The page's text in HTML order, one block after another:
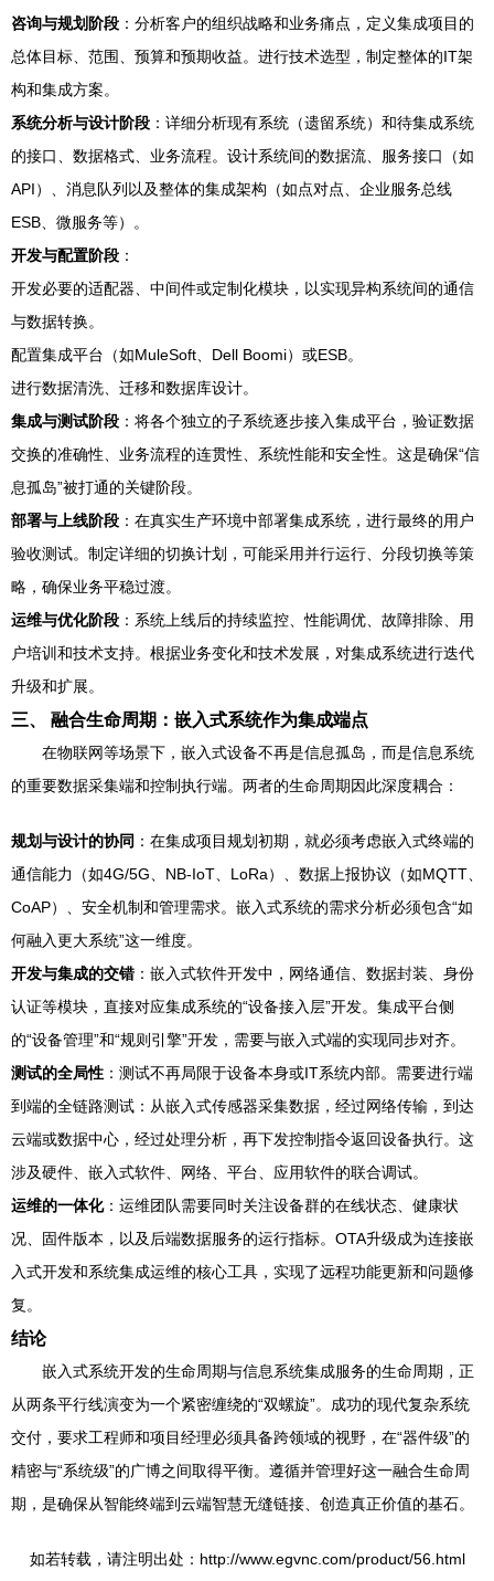
咨询与规划阶段 ：分析客户的组织战略和业务痛点，定义集成项目的
总体目标、范围、预算和预期收益。进行技术选型，制定整体的IT架
构和集成方案。
系统分析与设计阶段 ：详细分析现有系统（遗留系统）和待集成系统
的接口、数据格式、业务流程。设计系统间的数据流、服务接口（如
API）、消息队列以及整体的集成架构（如点对点、企业服务总线
ESB、微服务等）。
开发与配置阶段 ：
开发必要的适配器、中间件或定制化模块，以实现异构系统间的通信
与数据转换。
配置集成平台（如MuleSoft、Dell Boomi）或ESB。
进行数据清洗、迁移和数据库设计。
集成与测试阶段 ：将各个独立的子系统逐步接入集成平台，验证数据
交换的准确性、业务流程的连贯性、系统性能和安全性。这是确保“信
息孤岛”被打通的关键阶段。
部署与上线阶段 ：在真实生产环境中部署集成系统，进行最终的用户
验收测试。制定详细的切换计划，可能采用并行运行、分段切换等策
略，确保业务平稳过渡。
运维与优化阶段 ：系统上线后的持续监控、性能调优、故障排除、用
户培训和技术支持。根据业务变化和技术发展，对集成系统进行迭代
升级和扩展。
三、 融合生命周期：嵌入式系统作为集成端点
在物联网等场景下，嵌入式设备不再是信息孤岛，而是信息系统
的重要数据采集端和控制执行端。两者的生命周期因此深度耦合：
规划与设计的协同 ：在集成项目规划初期，就必须考虑嵌入式终端的
通信能力（如4G/5G、NB-IoT、LoRa）、数据上报协议（如MQTT、
CoAP）、安全机制和管理需求。嵌入式系统的需求分析必须包含“如
何融入更大系统”这一维度。
开发与集成的交错 ：嵌入式软件开发中，网络通信、数据封装、身份
认证等模块，直接对应集成系统的“设备接入层”开发。集成平台侧
的“设备管理”和“规则引擎”开发，需要与嵌入式端的实现同步对齐。
测试的全局性 ：测试不再局限于设备本身或IT系统内部。需要进行端
到端的全链路测试：从嵌入式传感器采集数据，经过网络传输，到达
云端或数据中心，经过处理分析，再下发控制指令返回设备执行。这
涉及硬件、嵌入式软件、网络、平台、应用软件的联合调试。
运维的一体化：运维团队需要同时关注设备群的在线状态、健康状
况、固件版本，以及后端数据服务的运行指标。OTA升级成为连接嵌
入式开发和系统集成运维的核心工具，实现了远程功能更新和问题修
复。
结论
嵌入式系统开发的生命周期与信息系统集成服务的生命周期，正
从两条平行线演变为一个紧密缠绕的“双螺旋”。成功的现代复杂系统
交付，要求工程师和项目经理必须具备跨领域的视野，在“器件级”的
精密与“系统级”的广博之间取得平衡。遵循并管理好这一融合生命周
期，是确保从智能终端到云端智慧无缝链接、创造真正价值的基石。
如若转载，请注明出处：http://www.egvnc.com/product/56.html